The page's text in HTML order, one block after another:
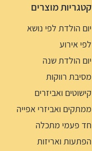
קטגריות מוצרים
יום הולדת לפי נושא
לפי אירוע
יום הולדת שנה
מסיבת רווקות
קישוטים ואביזרים
ממתקים ואביזרי אפייה
חד פעמי מתכלה
הפתעות ואריזות